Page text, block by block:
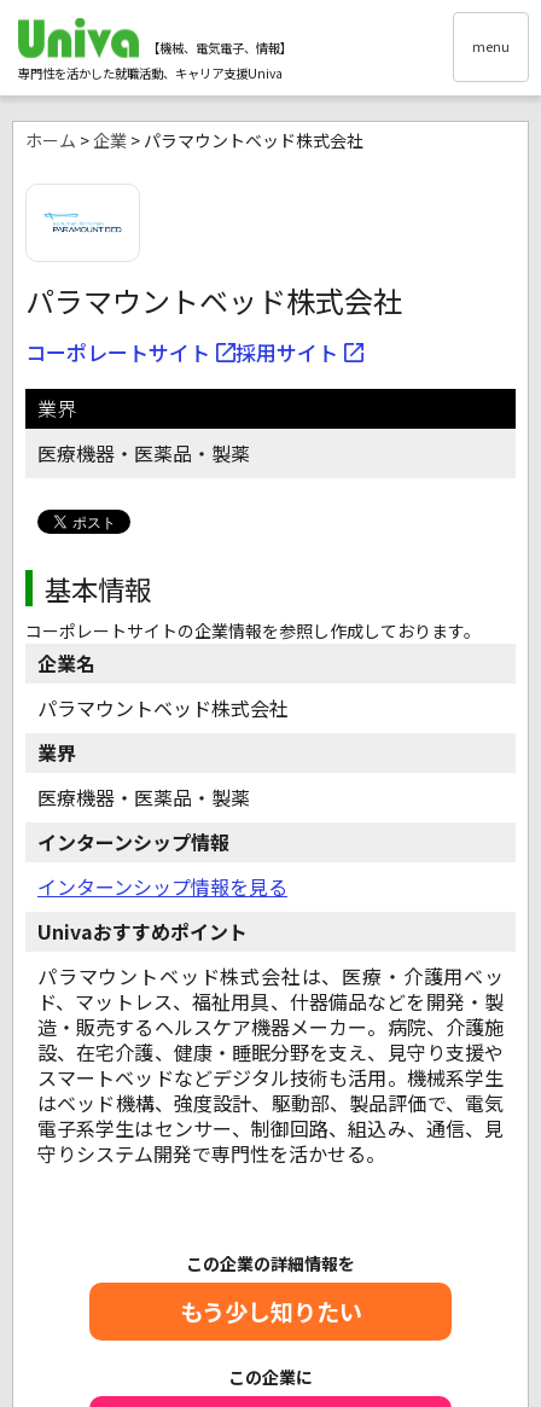
【機械、電気電子、情報】
専門性を活かした就職活動、キャリア支援Univa
menu
ホーム > 企業 > パラマウントベッド株式会社
パラマウントベッド株式会社
コーポレートサイト 採用サイト
業界
医療機器・医薬品・製薬
基本情報
コーポレートサイトの企業情報を参照し作成しております。
企業名
パラマウントベッド株式会社
業界
医療機器・医薬品・製薬
インターンシップ情報
インターンシップ情報を見る
Univaおすすめポイント
パラマウントベッド株式会社は、医療・介護用ベッ
ド、マットレス、福祉用具、什器備品などを開発・製
造・販売するヘルスケア機器メーカー。病院、介護施
設、在宅介護、健康・睡眠分野を支え、見守り支援や
スマートベッドなどデジタル技術も活用。機械系学生
はベッド機構、強度設計、駆動部、製品評価で、電気
電子系学生はセンサー、制御回路、組込み、通信、見
守りシステム開発で専門性を活かせる。
この企業の詳細情報を
もう少し知りたい
この企業に